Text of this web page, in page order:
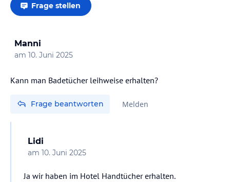
Frage stellen
Manni
am 10. Juni 2025
Kann man Badetücher leihweise erhalten?
Frage beantworten Melden
Lidi
am 10. Juni 2025
Ja wir haben im Hotel Handtücher erhalten.